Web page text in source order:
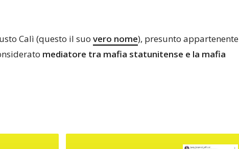
Calì (questo il suo vero nome), presunto appartenente
mediatore tra mafia statunitense e la mafia